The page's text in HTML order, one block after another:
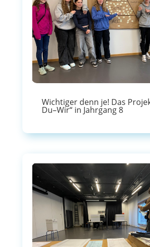
Wichtiger denn je! Das
Du–Wir“ in Jahrgang 8